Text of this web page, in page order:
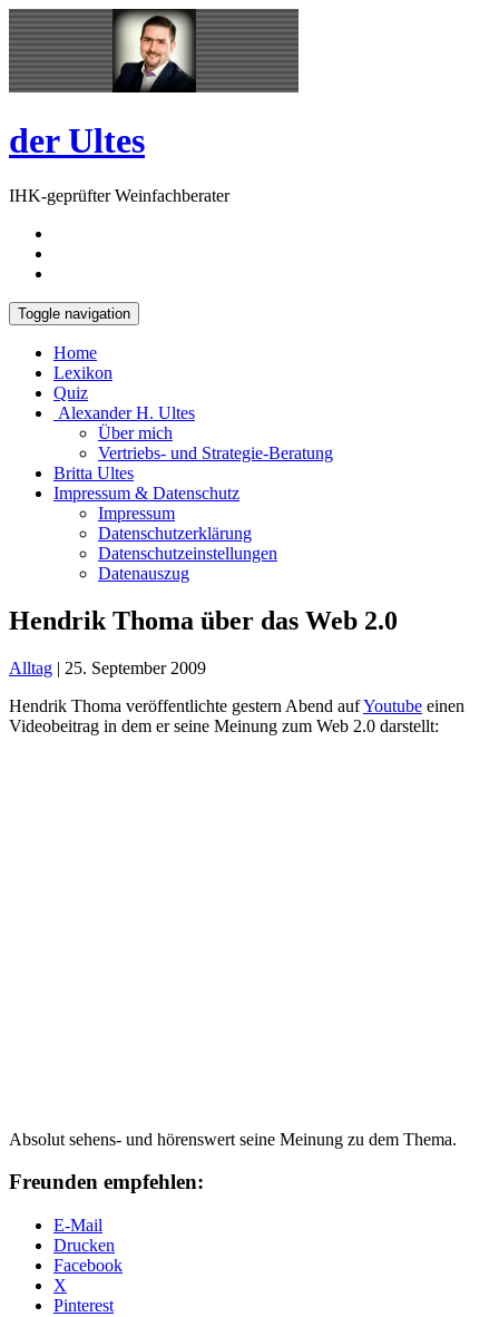
Skip
to
content
Open
Sidebar
der Ultes
IHK-geprüfter Weinfachberater
Toggle navigation
Home
Lexikon
Quiz
Alexander H. Ultes
Über mich
Vertriebs- und Strategie-Beratung
Britta Ultes
Impressum & Datenschutz
Impressum
Datenschutzerklärung
Datenschutzeinstellungen
Datenauszug
Hendrik Thoma über das Web 2.0
Alltag | 25. September 2009
Hendrik Thoma veröffentlichte gestern Abend aufYoutube einen
Videobeitrag in dem er seine Meinung zum Web 2.0 darstellt:
Absolut sehens- und hörenswert seine Meinung zu dem Thema.
Freunden empfehlen:
E-Mail
Drucken
Facebook
X
Pinterest